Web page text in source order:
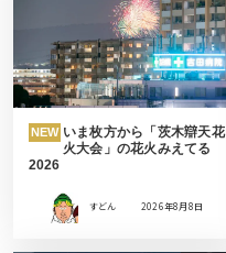
NEW いま枚方から「茨木辯天花
火大会」の花火みえてる
2026
すどん 2026年8月8日